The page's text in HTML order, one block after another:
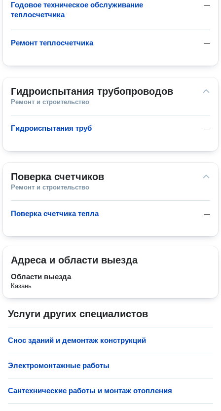
—
Годовое техническое обслуживание
теплосчетчика
—
Ремонт теплосчетчика
Гидроиспытания трубопроводов
Ремонт и строительство
—
Гидроиспытания труб
Поверка счетчиков
Ремонт и строительство
—
Поверка счетчика тепла
Адреса и области выезда
Области выезда
Казань
Услуги других специалистов
Снос зданий и демонтаж конструкций
Электромонтажные работы
Сантехнические работы и монтаж отопления